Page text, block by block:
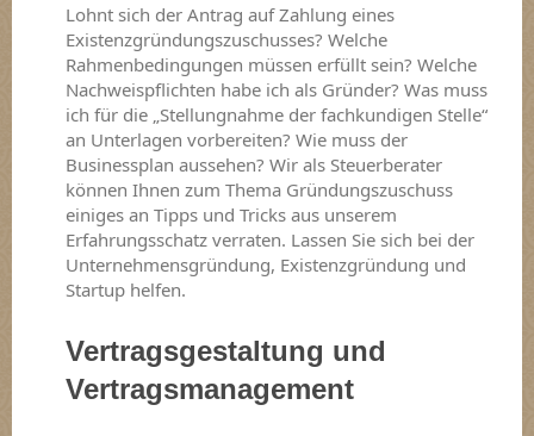
Lohnt sich der Antrag auf Zahlung eines
Existenzgründungszuschusses? Welche
Rahmenbedingungen müssen erfüllt sein? Welche
Nachweispflichten habe ich als Gründer? Was muss
ich für die „Stellungnahme der fachkundigen Stelle“
an Unterlagen vorbereiten? Wie muss der
Businessplan aussehen? Wir als Steuerberater
können Ihnen zum Thema Gründungszuschuss
einiges an Tipps und Tricks aus unserem
Erfahrungsschatz verraten. Lassen Sie sich bei der
Unternehmensgründung, Existenzgründung und
Startup helfen.
Vertragsgestaltung und
Vertragsmanagement